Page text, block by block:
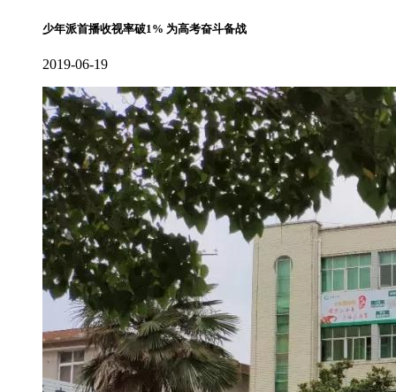
少年派首播收视率破1% 为高考奋斗备战
2019-06-19